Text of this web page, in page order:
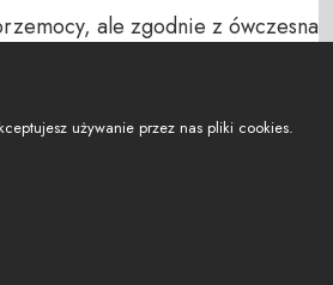
ale zgodnie z ówczesna
związany ze zdradą i
Polsce cesarzem i
można było przenieść na
używanie przez nas pliki cookies.